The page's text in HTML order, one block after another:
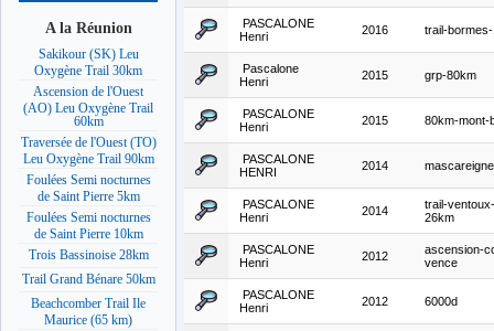
A la Réunion
Sakikour (SK) Leu
Oxygène Trail 30km
Ascension de l'Ouest
(AO) Leu Oxygène Trail
60km
Traversée de l'Ouest (TO)
Leu Oxygène Trail 90km
Foulées Semi nocturnes
de Saint Pierre 5km
Foulées Semi nocturnes
de Saint Pierre 10km
Trois Bassinoise 28km
Trail Grand Bénare 50km
Beachcomber Trail Ile
Maurice (65 km)
PASCALONE
Henri
2016 trail-
Pascalone
Henri
2015 grp-80km
PASCALONE
Henri
2015 80km-mont-
PASCALONE
HENRI
2014
PASCALONE
Henri
2014
trail-ventoux-
26km
PASCALONE
Henri
2012
ascension-
vence
PASCALONE
Henri
2012 6000d